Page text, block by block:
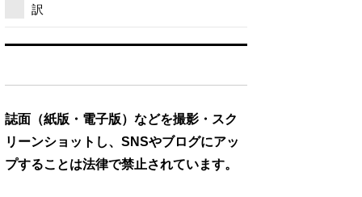
訳
誌面（紙版・電子版）などを撮影・スク
リーンショットし、SNSやブログにアッ
プすることは法律で禁止されています。